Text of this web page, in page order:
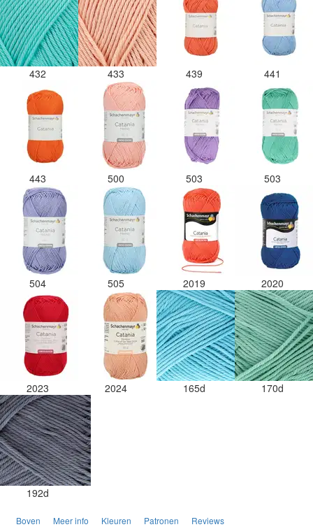
432 433 439 441
443 500 503 503
504 505 2019 2020
2023 2024 165d 170d
192d
Boven Meer info Kleuren Patronen Reviews